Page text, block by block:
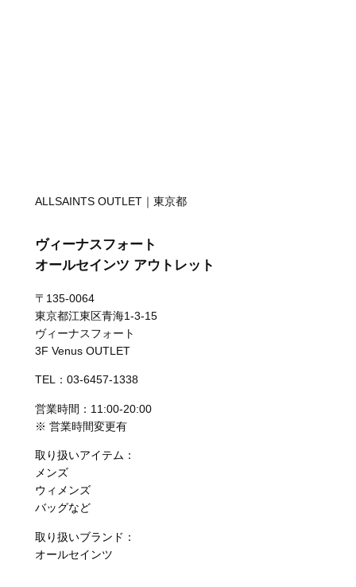
ALLSAINTS OUTLET｜東京都
ヴィーナスフォート
オールセインツ アウトレット
〒135-0064
東京都江東区青海1-3-15
ヴィーナスフォート
3F Venus OUTLET
TEL：03-6457-1338
営業時間：11:00-20:00
※ 営業時間変更有
取り扱いアイテム：
メンズ
ウィメンズ
バッグなど
取り扱いブランド：
オールセインツ